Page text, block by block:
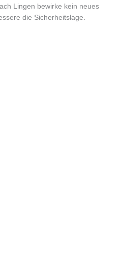
Lingen bewirke kein neues
die Sicherheitslage.